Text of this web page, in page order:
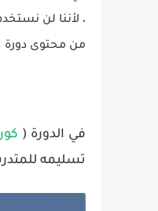
، لأننا لن
من محتوى دورة
في الدورة (
تسليمه